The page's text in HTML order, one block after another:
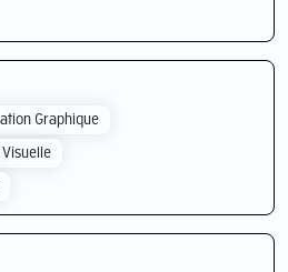
Graphique